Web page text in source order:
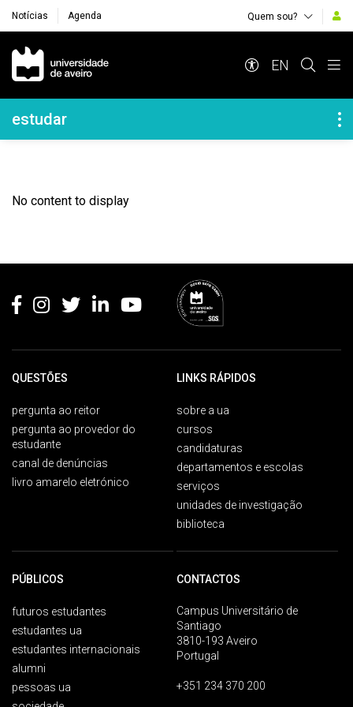
Notícias Agenda Quem sou?
Navegação Principal
EN
Navegação Lateral
estudar
No content to display
QUESTÕES
pergunta ao reitor
pergunta ao provedor do
estudante
canal de denúncias
livro amarelo eletrónico
LINKS RÁPIDOS
sobre a ua
cursos
candidaturas
departamentos e escolas
serviços
unidades de investigação
biblioteca
PÚBLICOS
futuros estudantes
estudantes ua
estudantes internacionais
alumni
pessoas ua
CONTACTOS
Campus Universitário de
Santiago
3810-193 Aveiro
Portugal
+351 234 370 200